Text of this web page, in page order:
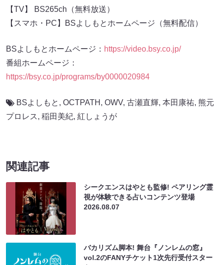
【TV】 BS265ch（無料放送）
【スマホ・PC】BSよしもとホームページ（無料配信）
BSよしもとホームページ： https://video.bsy.co.jp/
番組ホームページ：
https://bsy.co.jp/programs/by0000020984
BSよしもと , OCTPATH , OWV, 古瀬直輝, 本田康祐, 熊元
プロレス, 稲田美紀, 紅しょうが
関連記事
シークエンスはやとも監修! ペアリング霊
視が体験できる占いコンテンツ登場
2026.08.07
バカリズム脚本! 舞台『ノンレムの窓』
vol.2のFANYチケット1次先行受付スター